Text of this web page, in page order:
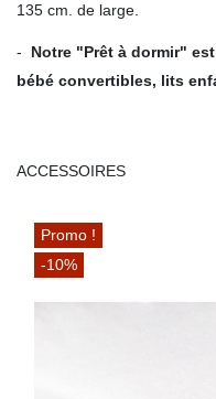
135 cm. de large.
- Notre "Prêt à dormir"
bébé convertibles, lits
ACCESSOIRES
Promo !
-10%